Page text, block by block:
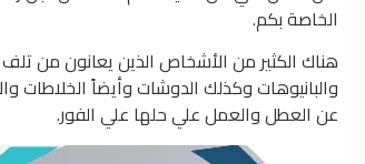
الخاصة بكم.
هناك الكثير من الأشخاص الذين يعانون من
والبانيوهات وكذلك الدوشات وأيضاً الخلاطات
عن العطل والعمل علي حلها علي الفور.